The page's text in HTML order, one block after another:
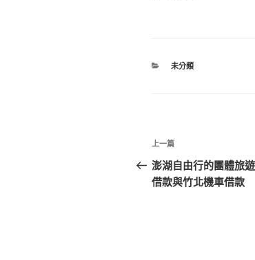
分
未分類
文
章
導
上
一
篇
上一篇
澎湖自由行的團體旅
借款與竹北機車借款